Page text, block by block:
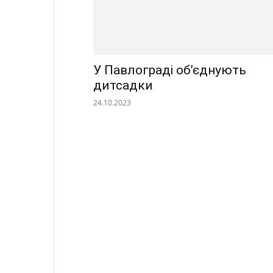
У Павлограді об’єднують
дитсадки
24.10.2023